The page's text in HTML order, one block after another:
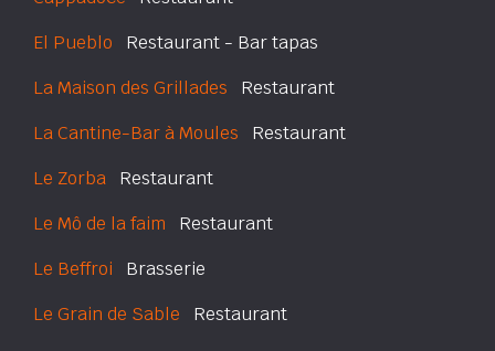
El Pueblo Restaurant - Bar tapas
La Maison des Grillades Restaurant
La Cantine-Bar à Moules Restaurant
Le Zorba Restaurant
Le Mô de la faim Restaurant
Le Beffroi Brasserie
Le Grain de Sable Restaurant